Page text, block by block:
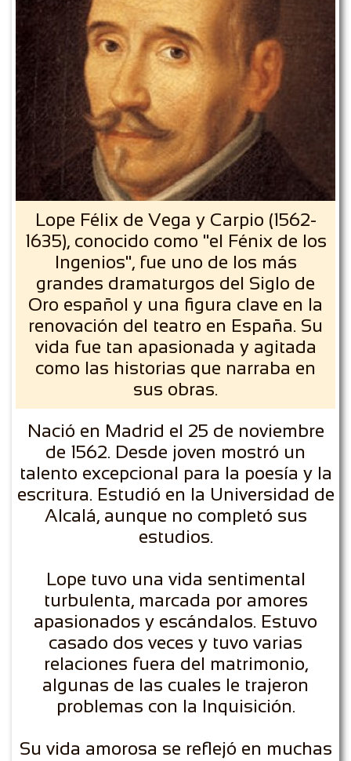
Lope Félix de Vega y Carpio (1562-
1635), conocido como "el Fénix de los
Ingenios", fue uno de los más
grandes dramaturgos del Siglo de
Oro español y una figura clave en la
renovación del teatro en España. Su
vida fue tan apasionada y agitada
como las historias que narraba en
sus obras.
Nació en Madrid el 25 de noviembre
de 1562. Desde joven mostró un
talento excepcional para la poesía y la
escritura. Estudió en la Universidad de
Alcalá, aunque no completó sus
estudios.
Lope tuvo una vida sentimental
turbulenta, marcada por amores
apasionados y escándalos. Estuvo
casado dos veces y tuvo varias
relaciones fuera del matrimonio,
algunas de las cuales le trajeron
problemas con la Inquisición.
Su vida amorosa se reflejó en muchas